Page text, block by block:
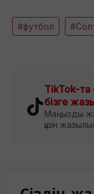
#футбол
TikTok-
бізге
Маңызды
үшін